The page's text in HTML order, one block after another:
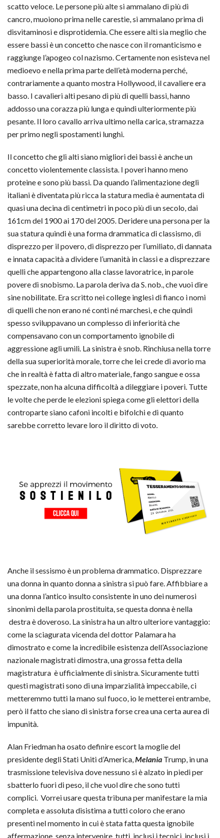
scatto veloce. Le persone più alte si ammalano di più di
cancro, muoiono prima nelle carestie, si ammalano prima di
disvitaminosi e disprotidemia. Che essere alti sia meglio che
essere bassi è un concetto che nasce con il romanticismo e
raggiunge l’apogeo col nazismo. Certamente non esisteva nel
medioevo e nella prima parte dell’età moderna perché,
contrariamente a quanto mostra Hollywood, il cavaliere era
basso. I cavalieri alti pesano di più di quelli bassi, hanno
addosso una corazza più lunga e quindi ulteriormente più
pesante. Il loro cavallo arriva ultimo nella carica, stramazza
per primo negli spostamenti lunghi.
Il concetto che gli alti siano migliori dei bassi è anche un
concetto violentemente classista. I poveri hanno meno
proteine e sono più bassi. Da quando l’alimentazione degli
italiani è diventata più ricca la statura media è aumentata di
quasi una decina di centimetri in poco più di un secolo, dai
161cm del 1900 ai 170 del 2005. Deridere una persona per la
sua statura quindi è una forma drammatica di classismo, di
disprezzo per il povero, di disprezzo per l’umiliato, di dannata
e innata capacità a dividere l’umanità in classi e a disprezzare
quelli che appartengono alla classe lavoratrice, in parole
povere di snobismo. La parola deriva da S. nob., che vuoi dire
sine nobilitate. Era scritto nei college inglesi di fianco i nomi
di quelli che non erano né conti né marchesi, e che quindi
spesso sviluppavano un complesso di inferiorità che
compensavano con un comportamento ignobile di
aggressione agli umili. La sinistra è snob. Rinchiusa nella torre
della sua superiorità morale, torre che lei crede di avorio ma
che in realtà è fatta di altro materiale, fango sangue e ossa
spezzate, non ha alcuna difficoltà a dileggiare i poveri. Tutte
le volte che perde le elezioni spiega come gli elettori della
controparte siano cafoni incolti e bifolchi e di quanto
sarebbe corretto levare loro il diritto di voto.
Anche il sessismo è un problema drammatico. Disprezzare
una donna in quanto donna a sinistra si può fare. Affibbiare a
una donna l’antico insulto consistente in uno dei numerosi
sinonimi della parola prostituita, se questa donna è nella
destra è doveroso. La sinistra ha un altro ulteriore vantaggio:
come la sciagurata vicenda del dottor Palamara ha
dimostrato e come la incredibile esistenza dell’Associazione
nazionale magistrati dimostra, una grossa fetta della
magistratura è ufficialmente di sinistra. Sicuramente tutti
questi magistrati sono di una imparzialità impeccabile, ci
metteremmo tutti la mano sul fuoco, io le metterei entrambe,
però il fatto che siano di sinistra forse crea una certa aurea di
impunità.
Alan Friedman ha osato definire escort la moglie del
presidente degli Stati Uniti d’America,Melania Trump, in una
trasmissione televisiva dove nessuno si è alzato in piedi per
sbatterlo fuori di peso, il che vuol dire che sono tutti
complici. Vorrei usare questa tribuna per manifestare la mia
completa e assoluta disistima a tutti coloro che erano
presenti nel momento in cui è stata fatta questa ignobile
affermazione senza intervenire, tutti, inclusi i tecnici, inclusi i